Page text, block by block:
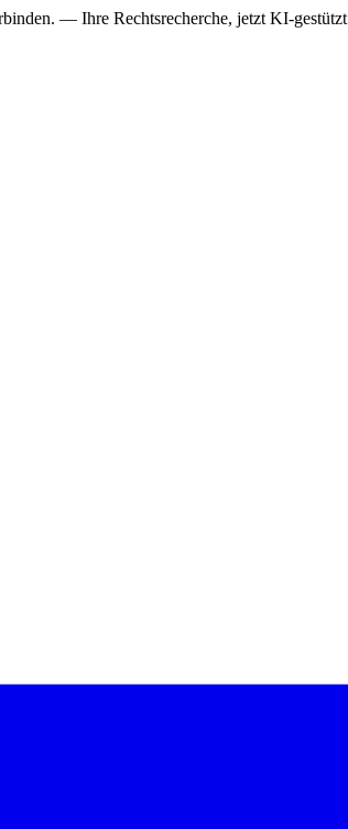
— Ihre Rechtsrecherche, jetzt KI-gestützt